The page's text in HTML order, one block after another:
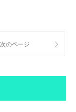
次のページ